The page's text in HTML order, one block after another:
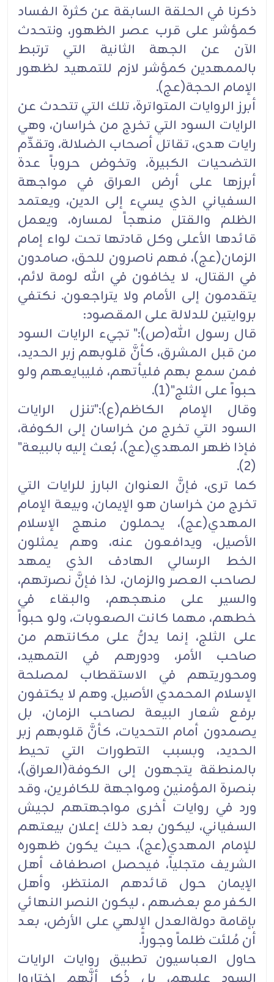
ذكرنا في الحلقة السابقة عن كثرة الفساد
كمؤشر على قرب عصر الظهور، ونتحدث
الآن عن الجهة الثانية التي ترتبط
بالممهدين كمؤشر لازم للتمهيد لظهور
الإمام الحجة(عج).
أبرز الروايات المتواترة، تلك التي تتحدث عن
الرايات السود التي تخرج من خراسان، وهي
رايات هدى، تقاتل أصحاب الضلالة، وتقدِّم
التضحيات الكبيرة، وتخوض حروباً عدة
أبرزها على أرض العراق في مواجهة
السفياني الذي يسيء إلى الدين، ويعتمد
الظلم والقتل منهجاً لمساره، ويعمل
قائدها الأعلى وكل قادتها تحت لواء إمام
الزمان(عج)، فهم ناصرون للحق، صامدون
في القتال، لا يخافون في الله لومة لائم،
يتقدمون إلى الأمام ولا يتراجعون. نكتفي
بروايتين للدلالة على المقصود:
قال رسول الله(ص):" تجيء الرايات السود
من قبل المشرق، كأنَّ قلوبهم زبر الحديد،
فمن سمع بهم فليأتهم، فليبايعهم ولو
حبواً على الثلج"(1).
وقال الإمام الكاظم(ع):"تنزل الرايات
السود التي تخرج من خراسان إلى الكوفة،
فإذا ظهر المهدي(عج)، بُعث إليه بالبيعة"
(2).
كما ترى، فإنَّ العنوان البارز للرايات التي
تخرج من خراسان هو الإيمان، وبيعة الإمام
المهدي(عج)، يحملون منهج الإسلام
الأصيل، ويدافعون عنه، وهم يمثلون
الخط الرسالي الهادف الذي يمهد
لصاحب العصر والزمان، لذا فإنَّ نصرتهم،
والسير على منهجهم، والبقاء في
خطهم، مهما كانت الصعوبات، ولو حبواً
على الثلج، إنما يدلُّ على مكانتهم من
صاحب الأمر، ودورهم في التمهيد،
ومحوريتهم في الاستقطاب لمصلحة
الإسلام المحمدي الأصيل. وهم لا يكتفون
برفع شعار البيعة لصاحب الزمان، بل
يصمدون أمام التحديات، كأنَّ قلوبهم زبر
الحديد، وبسبب التطورات التي تحيط
بالمنطقة يتجهون إلى الكوفة(العراق)،
بنصرة المؤمنين ومواجهة للكافرين، وقد
ورد في روايات أخرى مواجهتهم لجيش
السفياني، ليكون بعد ذلك إعلان بيعتهم
للإمام المهدي(عج)، حيث يكون ظهوره
الشريف متجلياً، فيحصل اصطفاف أهل
الإيمان حول قائدهم المنتظر، وأهل
الكفر مع بعضهم ، ليكون النصر النهائي
بإقامة دولةالعدل الإلهي على الأرض، بعد
أن مُلئت ظلماً وجوراً.
حاول العباسيون تطبيق روايات الرايات